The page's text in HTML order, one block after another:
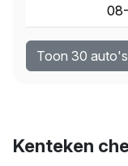
Toon 30 auto's
Kenteken